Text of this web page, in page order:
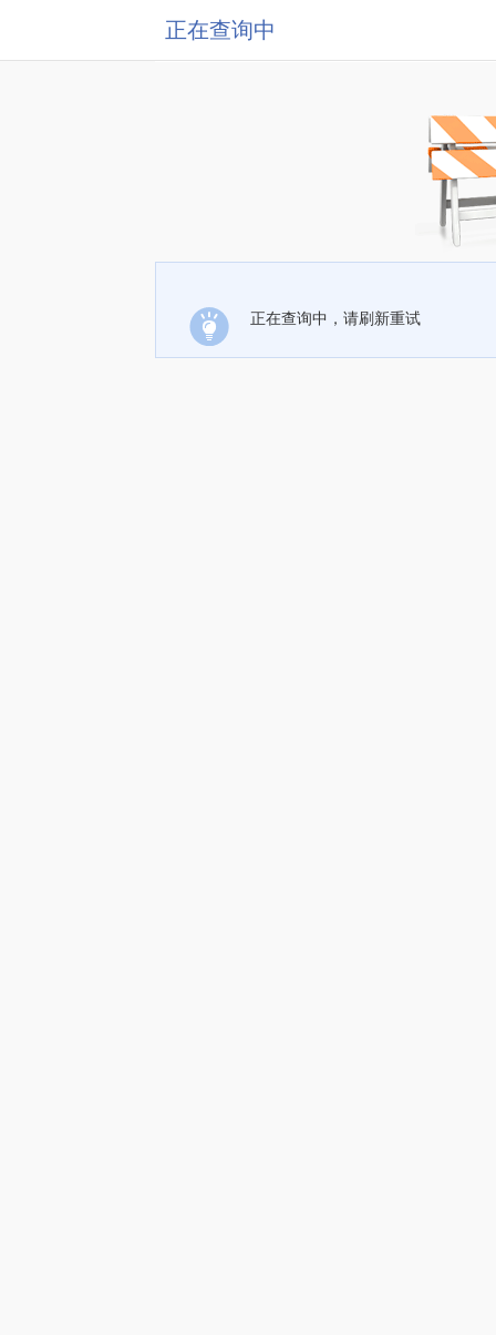
正在查询中
正在查询中，请刷新重试